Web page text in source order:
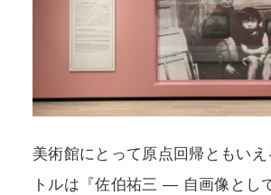
美術館にとって原点回帰ともいえ
トルは『佐伯祐三 ― 自画像とし